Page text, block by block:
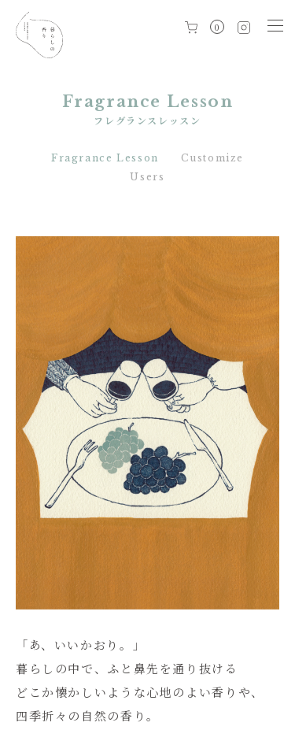
0
Fragrance Lesson
フレグランスレッスン
Fragrance Lesson
Customize
Users
「あ、いいかおり。」
暮らしの中で、ふと鼻先を通り抜ける
どこか懐かしいような心地のよい香りや、
四季折々の自然の香り。